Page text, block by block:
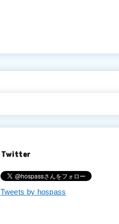
Twitter
Tweets by hospass